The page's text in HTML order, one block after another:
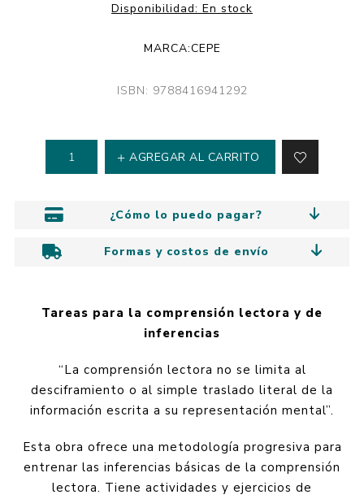
Disponibilidad: En stock
MARCA:CEPE
ISBN: 9788416941292
AGREGAR AL CARRITO
¿Cómo lo puedo pagar?
Formas y costos de envío
Tareas para la comprensión lectora y de
inferencias
“La comprensión lectora no se limita al
desciframiento o al simple traslado literal de la
información escrita a su representación mental”.
Esta obra ofrece una metodología progresiva para
entrenar las inferencias básicas de la comprensión
lectora. Tiene actividades y ejercicios de